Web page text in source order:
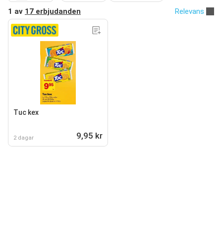
1 av 17 erbjudanden Relevans
Tuc kex
2 dagar 9,95 kr